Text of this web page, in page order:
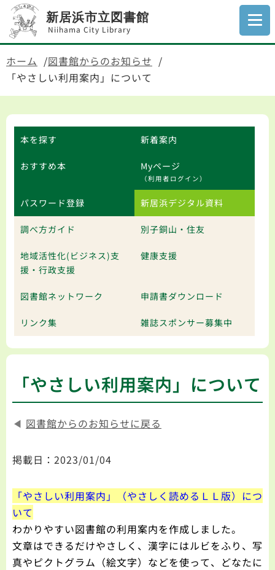
新居浜市立図書館
Niihama City Library
ホーム
図書館からのお知らせ
「やさしい利用案内」について
本を探す 新着案内
おすすめ本 Myページ
（利用者ログイン）
パスワード登録 新居浜デジタル資料
調べ方ガイド 別子銅山・住友
地域活性化(ビジネス)支
援・行政支援
健康支援
図書館ネットワーク 申請書ダウンロード
リンク集 雑誌スポンサー募集中
「やさしい利用案内」について
◀ 図書館からのお知らせに戻る
掲載日：2023/01/04
「やさしい利用案内」（やさしく読めるＬＬ版）につ
いて
わかりやすい図書館の利用案内を作成しました。
文章はできるだけやさしく、漢字にはルビをふり、写
真やピクトグラム（絵文字）などを使って、どなたに